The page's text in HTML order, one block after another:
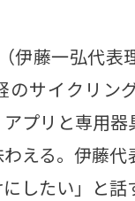
伊藤一弘代表
サイクリン
プリと専用
える。伊藤
したい」と話